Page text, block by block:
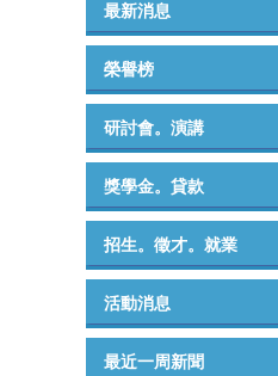
最新消息
榮譽榜
研討會。演講
獎學金。貸款
招生。徵才。就業
活動消息
最近一周新聞